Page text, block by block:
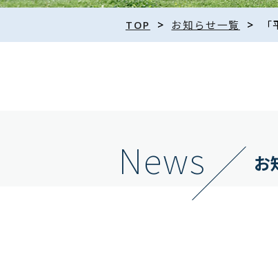
TOP > お知らせ一覧 >
News お